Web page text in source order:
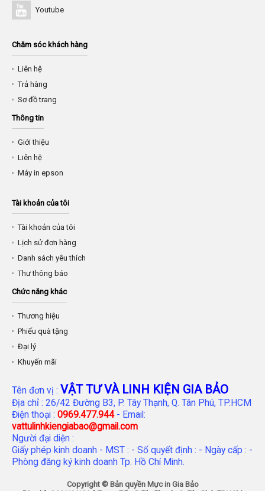
Youtube
Chăm sóc khách hàng
Liên hệ
Trả hàng
Sơ đồ trang
Thông tin
Giới thiệu
Liên hệ
Máy in epson
Tài khoản của tôi
Tài khoản của tôi
Lịch sử đơn hàng
Danh sách yêu thích
Thư thông báo
Chức năng khác
Thương hiệu
Phiếu quà tặng
Đại lý
Khuyến mãi
Tên đơn vị : VẬT TƯ VÀ LINH KIỆN GIA BẢO
Địa chỉ : 26/42 Đường B3, P. Tây Thạnh, Q. Tân Phú, TP.HCM
Điện thoại : 0969.477.944- Email:
vattulinhkiengiabao@gmail.com
Người đại diện :
Giấy phép kinh doanh - MST : - Số quyết định : - Ngày cấp : -
Phòng đăng ký kinh doanh Tp. Hồ Chí Minh.
Copyright © Bản quyền Mực in Gia Bảo